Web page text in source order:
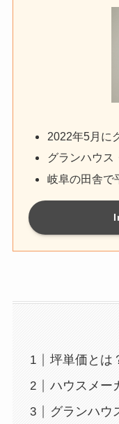
2022年5月に
グランハウス
岐阜の田舎で
坪単価とは
ハウスメー
グランハウ